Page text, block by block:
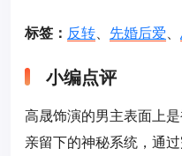
标签： 反转、 先婚后爱、
小编点评
高晟饰演的男主表面上
亲留下的神秘系统，通